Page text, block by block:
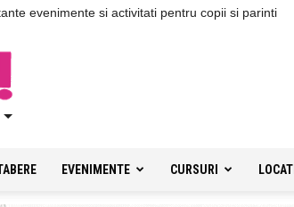
evenimente si activitati pentru copii si parinti
EVENIMENTE CURSURI LOCATII